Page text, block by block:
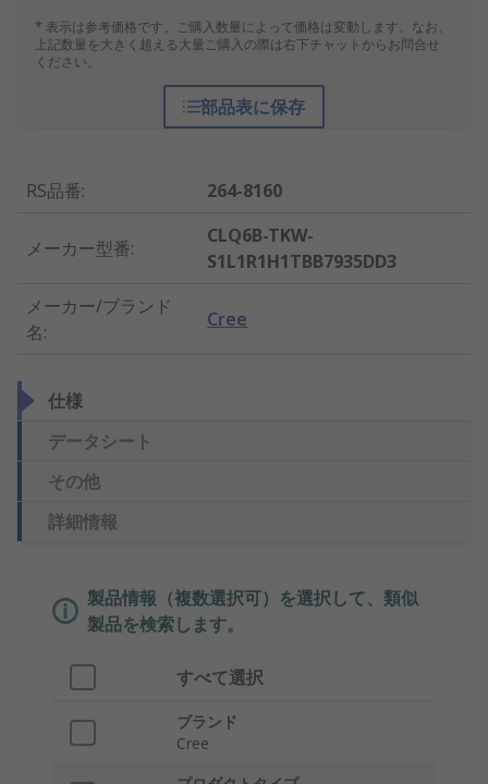
* 表示は参考価格です。ご購入数量によって価格は変動します。なお、
上記数量を大きく超える大量ご購入の際は右下チャットからお問合せ
ください。
部品表に保存
RS品番: 264-8160
メーカー型番:
CLQ6B-TKW-
S1L1R1H1TBB7935DD3
メーカー/ブランド
名:
Cree
仕様
データシート
その他
詳細情報
製品情報（複数選択可）を選択して、類似
製品を検索します。
すべて選択
ブランド
Cree